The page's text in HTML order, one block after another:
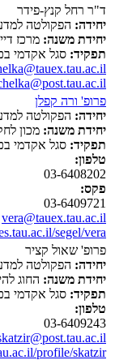
ד"ר רחל קנץ-פידר
יחידה: הפקולטה
יחידת משנה: מרכז
תפקיד: סגל אקדמי
פרופ' ורה קפלן
יחידה: הפקולטה
יחידת משנה: מכון
תפקיד: סגל אקדמי
טלפון:
03-6408202
פקס:
03-6409721
vera@tauex.tau.ac.il
segel/vera
פרופ' שאול קציר
יחידה: הפקולטה
יחידת משנה: החוג
תפקיד: סגל אקדמי
טלפון:
03-6409243
profile/skatzir